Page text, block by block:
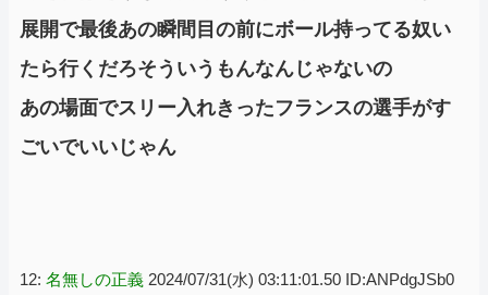
展開で最後あの瞬間目の前にボール持ってる奴い
たら行くだろそういうもんなんじゃないの
あの場面でスリー入れきったフランスの選手がす
ごいでいいじゃん
12: 名無しの正義 2024/07/31(水) 03:11:01.50 ID:ANPdgJSb0